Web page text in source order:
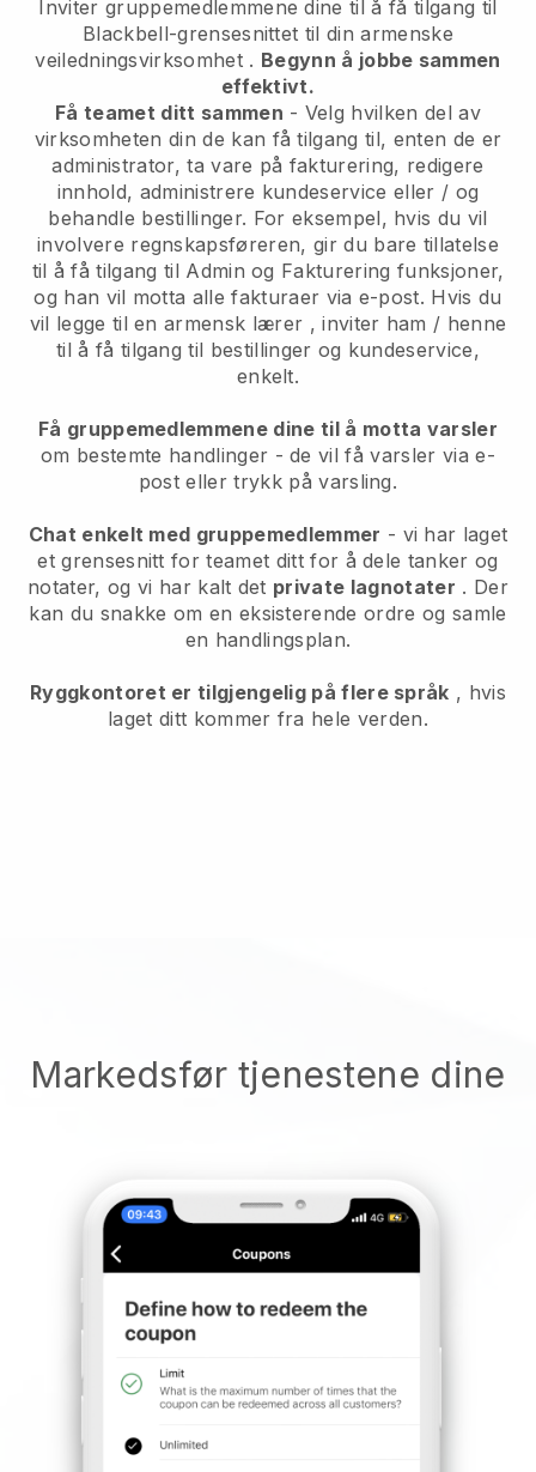
Inviter gruppemedlemmene dine til å få tilgang til
Blackbell-grensesnittet til din armenske
veiledningsvirksomhet . Begynn å jobbe sammen
effektivt.
Få teamet ditt sammen - Velg hvilken del av
virksomheten din de kan få tilgang til, enten de er
administrator, ta vare på fakturering, redigere
innhold, administrere kundeservice eller / og
behandle bestillinger. For eksempel, hvis du vil
involvere regnskapsføreren, gir du bare tillatelse
til å få tilgang til Admin og Fakturering funksjoner,
og han vil motta alle fakturaer via e-post. Hvis du
vil legge til en armensk lærer , inviter ham / henne
til å få tilgang til bestillinger og kundeservice,
enkelt.
Få gruppemedlemmene dine til å motta varsler
om bestemte handlinger - de vil få varsler via e-
post eller trykk på varsling.
Chat enkelt med gruppemedlemmer - vi har laget
et grensesnitt for teamet ditt for å dele tanker og
notater, og vi har kalt det private lagnotater . Der
kan du snakke om en eksisterende ordre og samle
en handlingsplan.
Ryggkontoret er tilgjengelig på flere språk , hvis
laget ditt kommer fra hele verden.
Markedsfør tjenestene dine